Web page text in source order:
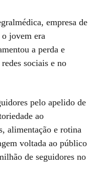
empresa de
jovem era
a perda e
sociais e no
pelo apelido de
ao
alimentação e rotina
voltada ao público
de seguidores no